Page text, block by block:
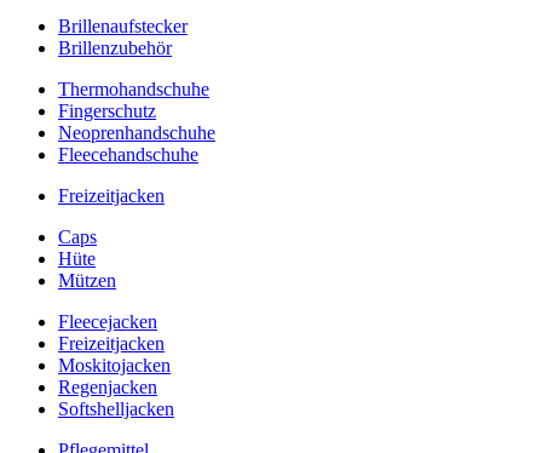
Brillenaufstecker
Brillenzubehör
Thermohandschuhe
Fingerschutz
Neoprenhandschuhe
Fleecehandschuhe
Freizeitjacken
Caps
Hüte
Mützen
Fleecejacken
Freizeitjacken
Moskitojacken
Regenjacken
Softshelljacken